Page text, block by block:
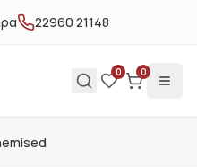
22960 21148
0 0